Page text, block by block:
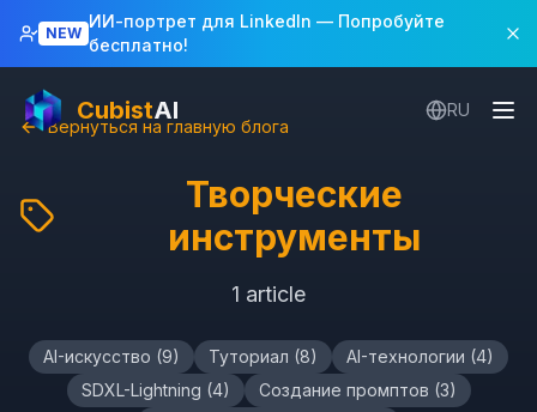
NEW
ИИ-портрет для LinkedIn — Попробуйте
бесплатно!
CubistAI
RU
Вернуться на главную блога
Творческие
инструменты
1 article
AI-искусство (9) Туториал (8) AI-технологии (4)
SDXL-Lightning (4) Создание промптов (3)